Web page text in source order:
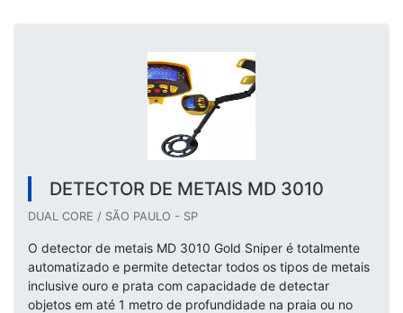
DETECTOR DE METAIS MD 3010
DUAL CORE / SÃO PAULO - SP
O detector de metais MD 3010 Gold Sniper é totalmente
automatizado e permite detectar todos os tipos de metais
inclusive ouro e prata com capacidade de detectar
objetos em até 1 metro de profundidade na praia ou no